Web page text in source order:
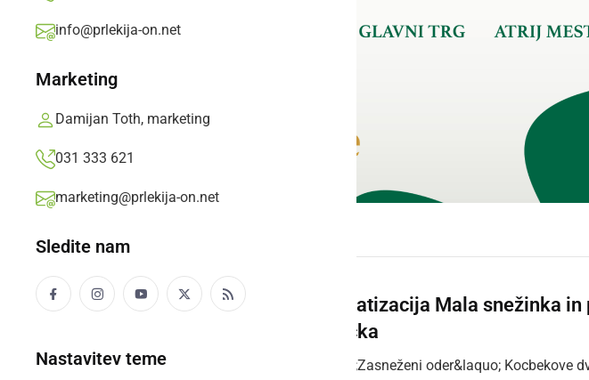
info@prlekija-on.net
Marketing
Damijan Toth, marketing
031 333 621
marketing@prlekija-on.net
Sledite nam
Nastavitev teme
Dramatizacija Mala snežinka in
Božička
&raquo;Zasneženi oder&laquo; Kocbekove